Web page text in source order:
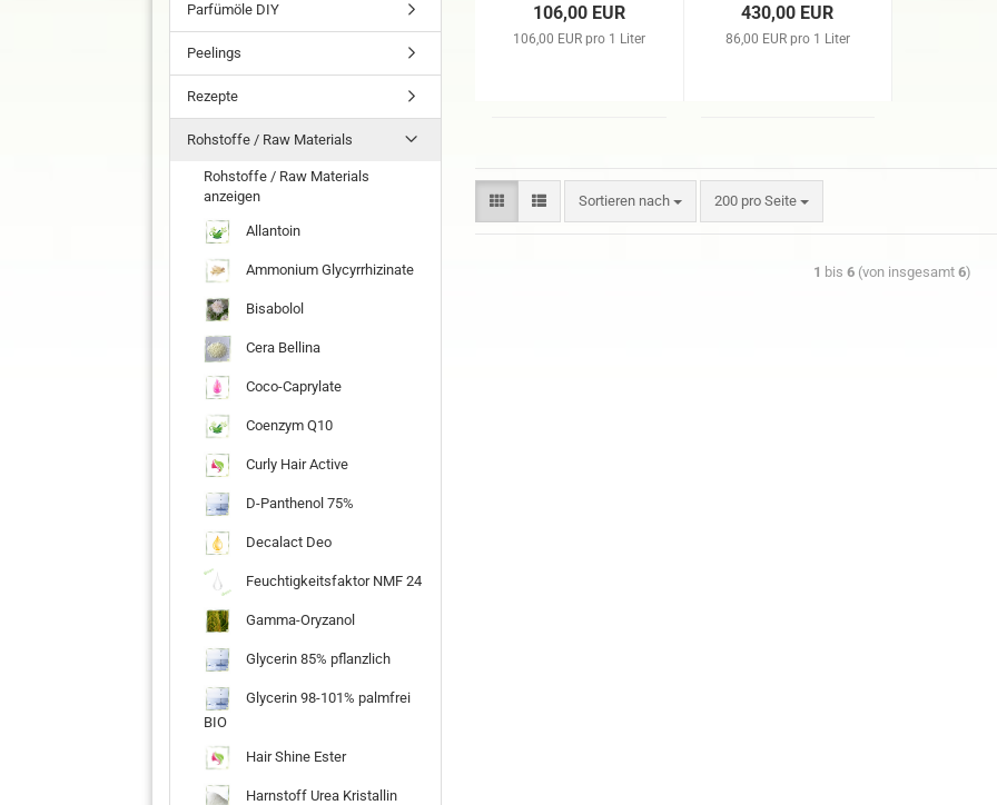
106,00 EUR
106,00 EUR pro 1 Liter
430,00 EUR
86,00 EUR pro 1 Liter
Sortieren nach 200 pro Seite
1 bis 6 (von insgesamt 6)
Parfümöle DIY
Peelings
Rezepte
Rohstoffe / Raw Materials
Rohstoffe / Raw Materials
anzeigen
Allantoin
Ammonium Glycyrrhizinate
Bisabolol
Cera Bellina
Coco-Caprylate
Coenzym Q10
Curly Hair Active
D-Panthenol 75%
Decalact Deo
Feuchtigkeitsfaktor NMF 24
Gamma-Oryzanol
Glycerin 85% pflanzlich
Glycerin 98-101% palmfrei
BIO
Hair Shine Ester
Harnstoff Urea Kristallin